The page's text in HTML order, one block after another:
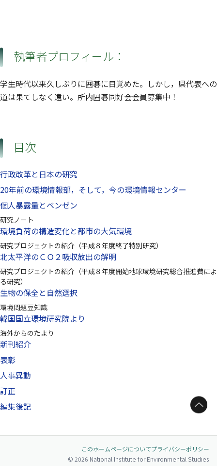
執筆者プロフィール：
学生時代以来久しぶりに囲碁に目覚めた。しかし，県代表への
道は果てしなく遠い。所内囲碁同好会会員募集中！
目次
行政改革と日本の研究
20年前の環境情報部，そして，今の環境情報センター
個人暴露量とベンゼン
研究ノート
環境負荷の構造変化と都市の大気環境
研究プロジェクトの紹介（平成８年度終了特別研究）
北太平洋のＣＯ２吸収放出の解明
研究プロジェクトの紹介（平成８年度開始地球環境研究総合推進費によ
る研究）
生物の保全と自然選択
環境問題豆知識
韓国国立環境研究院より
海外からのたより
新刊紹介
表彰
人事異動
訂正
編集後記
ページトップへ
このホームページについてプライバシーポリシー
© 2026 National Institute for Environmental Studies